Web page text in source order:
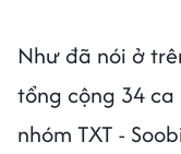
Như đã nói ở
tổng cộng 34 ca
nhóm TXT -